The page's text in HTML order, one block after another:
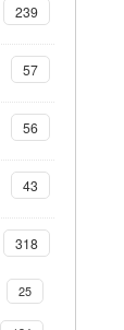
239
57
56
43
318
25